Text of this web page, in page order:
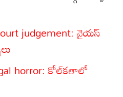
judgement: వైయస్
horror: కోల్‌కతాలో